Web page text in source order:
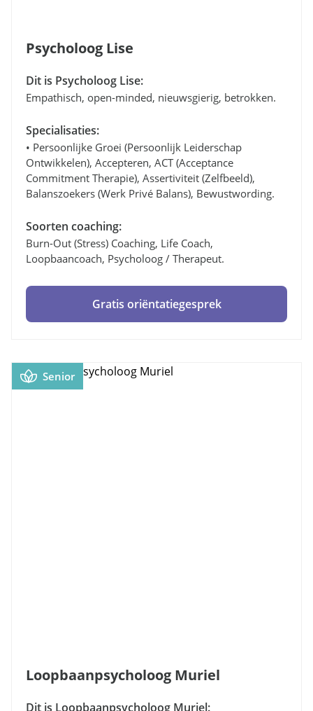
Psycholoog Lise
Dit is Psycholoog Lise:
Empathisch, open-minded, nieuwsgierig, betrokken.
Specialisaties:
• Persoonlijke Groei (persoonlijk Leiderschap
Ontwikkelen), Accepteren, ACT (Acceptance
Commitment Therapie), Assertiviteit (zelfbeeld),
Balanszoekers (werk Privé Balans), Bewustwording.
Soorten coaching:
Burn-Out (stress) Coaching, Life Coach,
Loopbaancoach, Psycholoog / Therapeut.
Gratis oriëntatiegesprek
Senior
Loopbaanpsycholoog Muriel
Dit is Loopbaanpsycholoog Muriel: